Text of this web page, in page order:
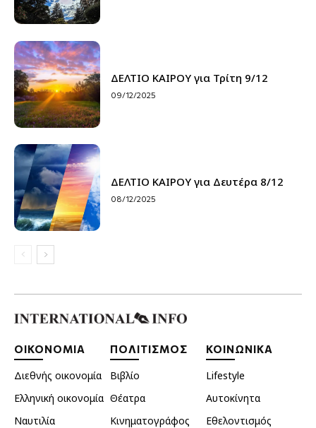
ΔΕΛΤΙΟ ΚΑΙΡΟΥ για Τρίτη 9/12
09/12/2025
ΔΕΛΤΙΟ ΚΑΙΡΟΥ για Δευτέρα 8/12
08/12/2025
ΟΙΚΟΝΟΜΙΑ
Διεθνής οικονομία
Ελληνική οικονομία
Ναυτιλία
ΠΟΛΙΤΙΣΜΟΣ
Βιβλίο
Θέατρα
Κινηματογράφος
ΚΟΙΝΩΝΙΚΑ
Lifestyle
Αυτοκίνητα
Εθελοντισμός